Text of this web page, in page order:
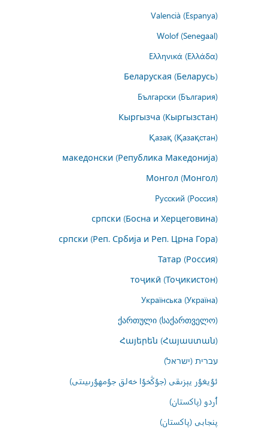
Valencià (Espanya)
Wolof (Senegaal)
Ελληνικά (Ελλάδα)
Беларуская (Беларусь)
Български (България)
Кыргызча (Кыргызстан)
Қазақ (Қазақстан)
македонски (Република Македонија)
Монгол (Монгол)
Русский (Россия)
српски (Босна и Херцеговина)
српски (Реп. Србија и Реп. Црна Гора)
Татар (Россия)
тоҷикӣ (Тоҷикистон)
Українська (Україна)
ქართული (საქართველო)
Հայերեն (Հայաստան)
עברית (ישראל)
ئۇيغۇر يېزىقى (جۇڭخۇا خەلق جۇمھۇرىيىتى)
اُردو (پاکستان)
پنجابی (پاکستان)